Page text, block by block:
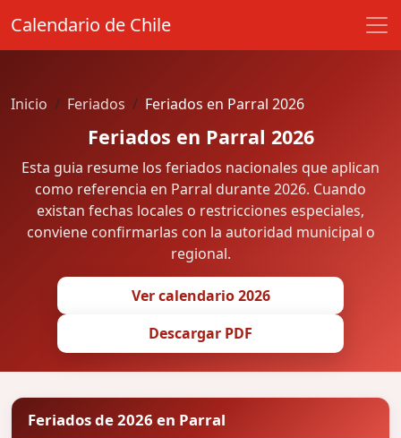
Calendario de Chile
Inicio Feriados Feriados en Parral 2026
Feriados en Parral 2026
Esta guia resume los feriados nacionales que aplican
como referencia en Parral durante 2026. Cuando
existan fechas locales o restricciones especiales,
conviene confirmarlas con la autoridad municipal o
regional.
Ver calendario 2026
Descargar PDF
Feriados de 2026 en Parral